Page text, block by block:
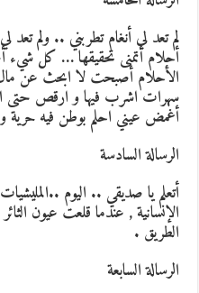
لم تعد لي أنغام تطربني .. ولم تعد
أحلام أتمنى تحقيقها … كل
الأحلام أصبحت لا ابحث عن
سهرات اشرب فيها و ارقص حتى
أغمض عيني احلم بوطن فيه حرية
الرسالة السادسة
أتعلم يا صديقي .. اليوم
الإنسانية , عندما قلعت عيون
الطريق .
الرسالة السابعة